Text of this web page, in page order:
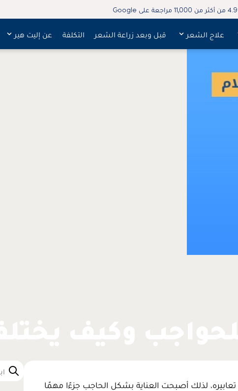
علاج الشعر قبل وبعد زراعة الشعر التكلفة عن إليت هير
لذلك أصبحت العناية بشكل الحاجب جزءًا مهمًا